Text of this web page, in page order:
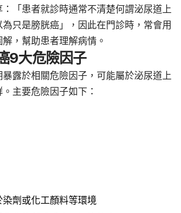
「患者就診時通常不清楚何謂泌尿道上
只是膀胱癌」，因此在門診時，常會用
，幫助患者理解病情。
9大危險因子
露於相關危險因子，可能屬於泌尿道上
主要危險因子如下：
劑或化工顏料等環境